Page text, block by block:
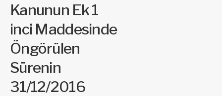
Kanunun Ek 1
inci Maddesinde
Öngörülen
Sürenin
31/12/2016